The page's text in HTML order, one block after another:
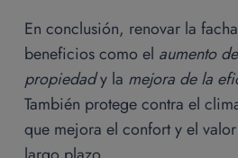
En conclusión, renovar la
beneficios como el aumento
propiedady la mejora de la
También protege contra el
que mejora el confort y el